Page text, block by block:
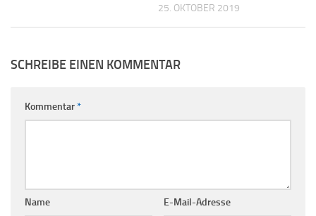
25. OKTOBER 2019
SCHREIBE EINEN KOMMENTAR
Kommentar*
Name E-Mail-Adresse